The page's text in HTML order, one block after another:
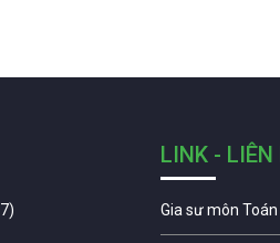
LINK - LIÊN
Gia sư môn Toán